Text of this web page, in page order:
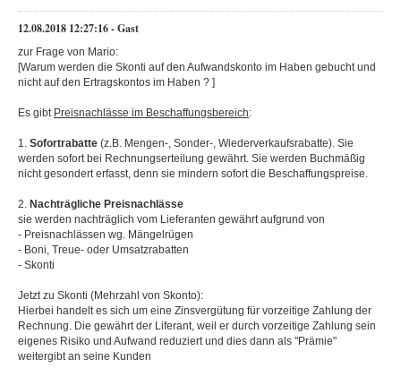
12.08.2018 12:27:16 - Gast
zur Frage von Mario:
[Warum werden die Skonti auf den Aufwandskonto im Haben gebucht und
nicht auf den Ertragskontos im Haben ? ]
Es gibt Preisnachlässe im Beschaffungsbereich:
1. Sofortrabatte (z.B. Mengen-, Sonder-, Wiederverkaufsrabatte). Sie
werden sofort bei Rechnungserteilung gewährt. Sie werden Buchmäßig
nicht gesondert erfasst, denn sie mindern sofort die Beschaffungspreise.
2. Nachträgliche Preisnachlässe
sie werden nachträglich vom Lieferanten gewährt aufgrund von
- Preisnachlässen wg. Mängelrügen
- Boni, Treue- oder Umsatzrabatten
- Skonti
Jetzt zu Skonti (Mehrzahl von Skonto):
Hierbei handelt es sich um eine Zinsvergütung für vorzeitige Zahlung der
Rechnung. Die gewährt der Liferant, weil er durch vorzeitige Zahlung sein
eigenes Risiko und Aufwand reduziert und dies dann als "Prämie"
weitergibt an seine Kunden